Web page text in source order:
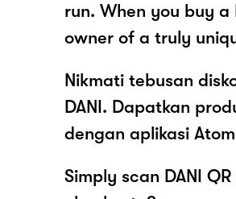
run. When you buy
owner of a truly
Nikmati tebusan
DANI. Dapatkan
dengan aplikasi
Simply scan DANI